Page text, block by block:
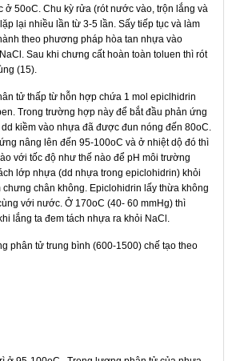
ở 50oC. Chu kỳ rửa (rót nước vào, trộn lắng và
lại nhiều lần từ 3-5 lần. Sấy tiếp tục và làm
theo phương pháp hòa tan nhựa vào
Sau khi chưng cất hoàn toàn toluen thì rót
(15).
tử thấp từ hỗn hợp chứa 1 mol epiclhidrin
Trong trường hợp này để bắt đầu phản ứng
kiềm vào nhựa đã được đun nóng đến 80oC.
nâng lên đến 95-100oC và ở nhiệt dộ đó thì
với tốc độ như thế nào để pH môi trường
lớp nhựa (dd nhựa trong epiclohidrin) khỏi
chân không. Epiclohidrin lấy thừa không
với nước. Ở 170oC (40- 60 mmHg) thì
lắng ta đem tách nhựa ra khỏi NaCl.
phân tử trung bình (600-1500) chế tạo theo